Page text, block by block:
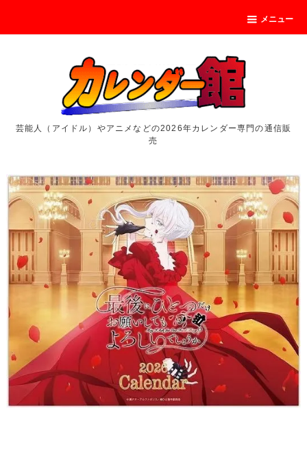
メニュー
芸能人（アイドル）やアニメなどの2026年カレンダー専門の通信販
売